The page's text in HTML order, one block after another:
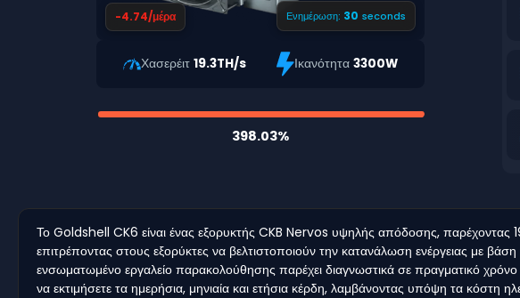
-4.74/μέρα Ενημέρωση: 29 seconds
Χασερέιτ 19.3TH/s Ικανότητα 3300W
398.03%
Το Goldshell CK6 είναι ένας εξορυκτής CKB Nervos υψηλής απόδοσης, παρέχοντας
επιτρέποντας στους εξορύκτες να βελτιστοποιούν την κατανάλωση ενέργειας με
ενσωματωμένο εργαλείο παρακολούθησης παρέχει διαγνωστικά σε πραγματικό
να εκτιμήσετε τα ημερήσια, μηνιαία και ετήσια κέρδη, λαμβάνοντας υπόψη τα κόστη